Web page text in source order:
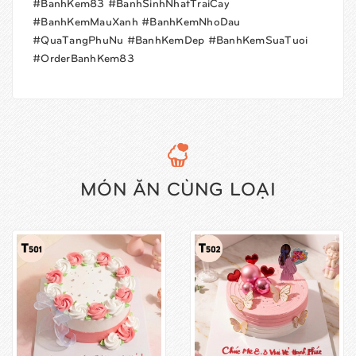
#BanhKem83 #BanhSinhNhatTraiCay
#BanhKemMauXanh #BanhKemNhoDau
#QuaTangPhuNu #BanhKemDep #BanhKemSuaTuoi
#OrderBanhKem83
MÓN ĂN CÙNG LOẠI